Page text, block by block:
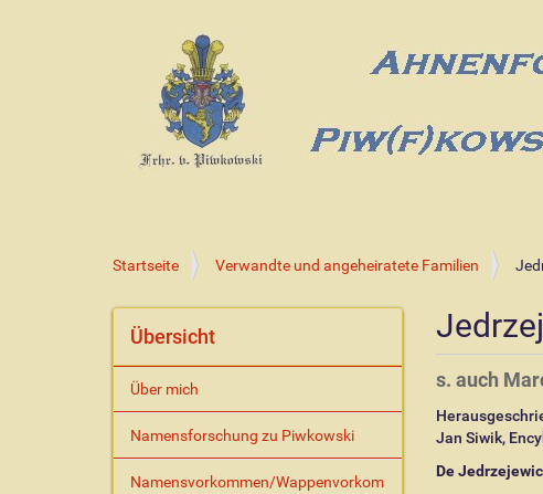
S
e
h
e
Startseite Verwandte und angeheiratete Familien
s. auch
Jan Siwik,
De
Übersicht
Über mich
Namensforschung zu Piwkowski
Namensvorkommen/Wappenvorkom